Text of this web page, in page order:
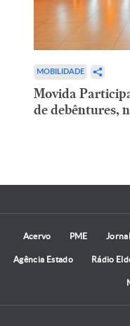
MOBILIDADE
Movida
de debêntures,
Acervo PME
Agência Estado Rádio